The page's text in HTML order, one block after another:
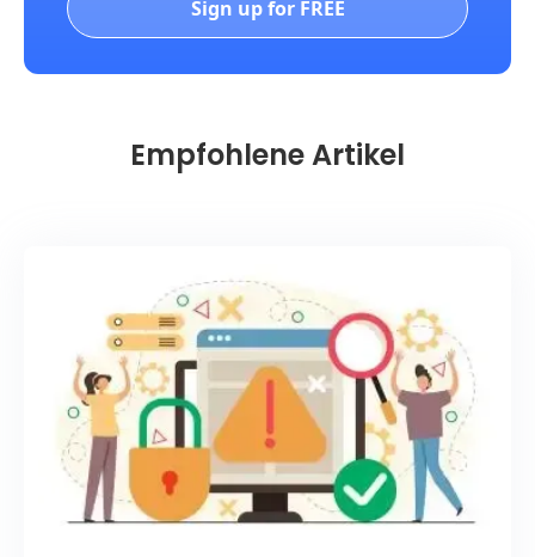
Sign up for FREE
Empfohlene Artikel